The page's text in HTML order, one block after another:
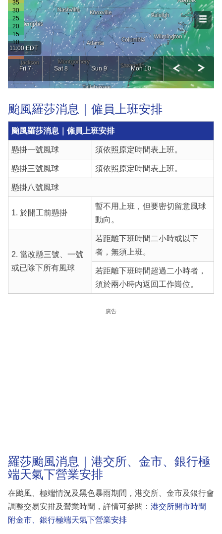
颱風羅莎消息｜僱員上班安排
颱風羅莎消息｜僱員上班安排
懸掛一號風球 須依照原定時間表上班。
懸掛三號風球 須依照原定時間表上班。
懸掛八號風球
1. 於開工前懸掛
暫不用上班，但要密切留意風球
動向。
2. 當改懸三號、一號
或已除下所有風球
若距離下班時間二小時或以下
者，無須上班。
若距離下班時間超過二小時者，
須於兩小時內返回工作崗位。
廣告
羅莎颱風消息｜港交所、金市、銀行極
端天氣下營業安排
在颱風、極端情況及黑色暴雨期間，港交所、金市及銀行會
調整交易安排及營業時間，詳情可參閱： 港交所開市時間
附金市、銀行極端天氣下營業安排